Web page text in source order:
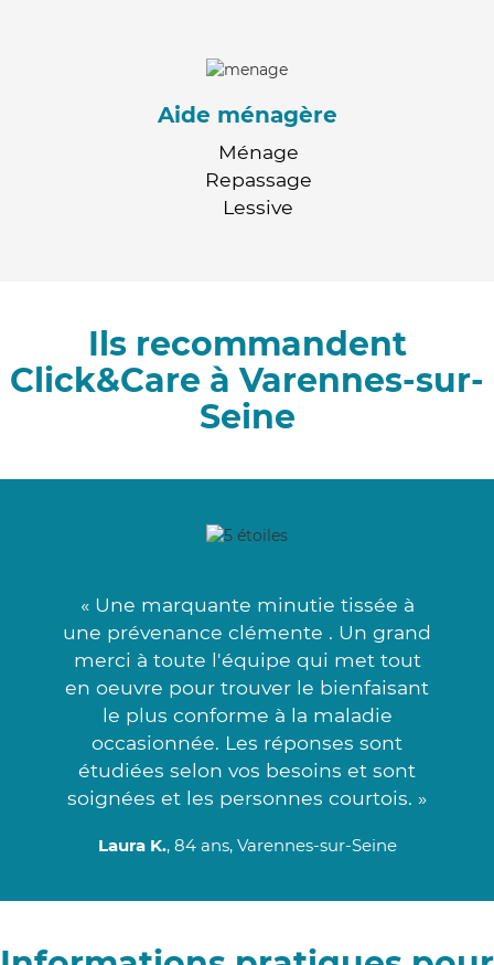
Aide ménagère
Ménage
Repassage
Lessive
Ils recommandent
Click&Care à Varennes-sur-
Seine
« Une marquante minutie tissée à
une prévenance clémente . Un grand
merci à toute l'équipe qui met tout
en oeuvre pour trouver le bienfaisant
le plus conforme à la maladie
occasionnée. Les réponses sont
étudiées selon vos besoins et sont
soignées et les personnes courtois. »
Laura K., 84 ans, Varennes-sur-Seine